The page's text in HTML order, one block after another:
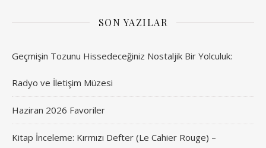
SON YAZILAR
Geçmişin Tozunu Hissedeceğiniz Nostaljik Bir Yolculuk:
Radyo ve İletişim Müzesi
Haziran 2026 Favoriler
Kitap İnceleme: Kırmızı Defter (Le Cahier Rouge) –